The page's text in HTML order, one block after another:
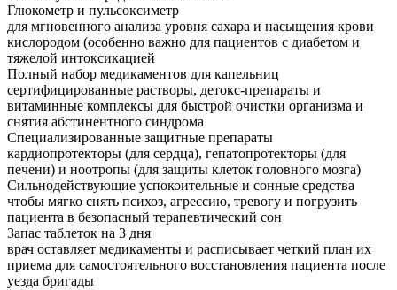
Глюкометр и пульсоксиметр
для мгновенного анализа уровня сахара и насыщения крови
кислородом (особенно важно для пациентов с диабетом и
тяжелой интоксикацией
Полный набор медикаментов для капельниц
сертифицированные растворы, детокс-препараты и
витаминные комплексы для быстрой очистки организма и
снятия абстинентного синдрома
Специализированные защитные препараты
кардиопротекторы (для сердца), гепатопротекторы (для
печени) и ноотропы (для защиты клеток головного мозга)
Сильнодействующие успокоительные и сонные средства
чтобы мягко снять психоз, агрессию, тревогу и погрузить
пациента в безопасный терапевтический сон
Запас таблеток на 3 дня
врач оставляет медикаменты и расписывает четкий план их
приема для самостоятельного восстановления пациента после
уезда бригады